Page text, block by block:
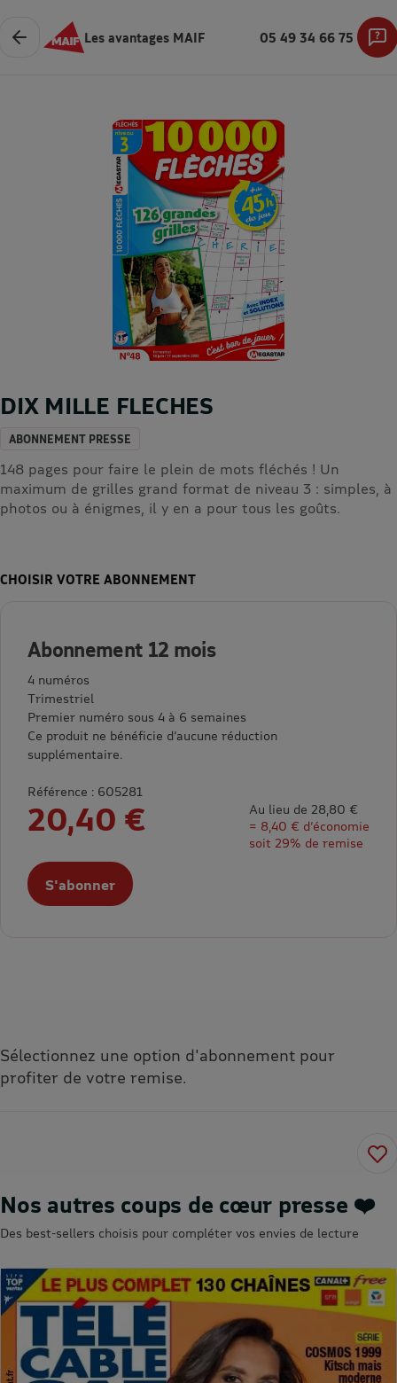
Les avantages MAIF 05 49 34 66 75
DIX MILLE FLECHES
ABONNEMENT PRESSE
148 pages pour faire le plein de mots fléchés ! Un
maximum de grilles grand format de niveau 3 : simples, à
photos ou à énigmes, il y en a pour tous les goûts.
CHOISIR VOTRE ABONNEMENT
Abonnement 12 mois
4 numéros
Trimestriel
Premier numéro sous 4 à 6 semaines
Ce produit ne bénéficie d’aucune réduction
supplémentaire.
Référence : 605281
20,40 €
Au lieu de 28,80 €
= 8,40 € d’économie
soit 29% de remise
S'abonner
Sélectionnez une option d'abonnement pour
profiter de votre remise.
Nos autres coups de cœur presse ❤️
Des best-sellers choisis pour compléter vos envies de lecture